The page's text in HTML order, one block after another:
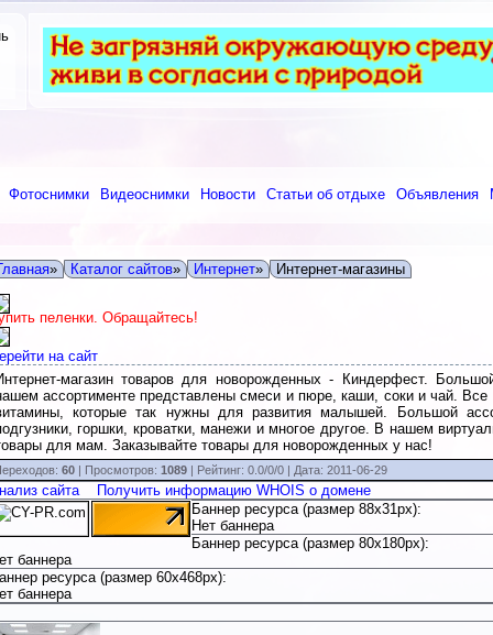
Фотоснимки Видеоснимки Новости Статьи об отдыхе Объявления
» Каталог сайтов» Интернет» Интернет-магазины
пеленки. Обращайтесь!
на сайт
магазин товаров для новорожденных - Киндерфест.
ассортименте представлены смеси и пюре, каши, соки и чай.
которые так нужны для развития малышей. Большой
горшки, кроватки, манежи и многое другое. В нашем
для мам. Заказывайте товары для новорожденных у нас!
60| Просмотров: 1089| Рейтинг: 0.0/0/0 | Дата: 2011-06-29
сайта
Получить информацию WHOIS о домене
Баннер ресурса (размер 88x31px):
Нет баннера
Баннер ресурса (размер 80x180px):
баннера
ресурса (размер 60x468px):
баннера